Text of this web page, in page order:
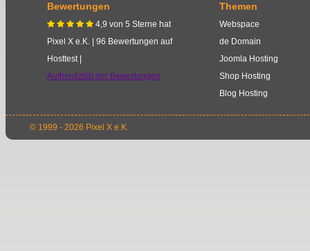
Bewertungen
     4,9 von 5 Sterne hat
Pixel X e.K.
96 Bewertungen auf
Hosttest |
Authentizität der Bewertungen
Themen
Webspace
de Domain
Joomla Hosting
Shop Hosting
Blog Hosting
© 1999 - 2026 Pixel X e.K.